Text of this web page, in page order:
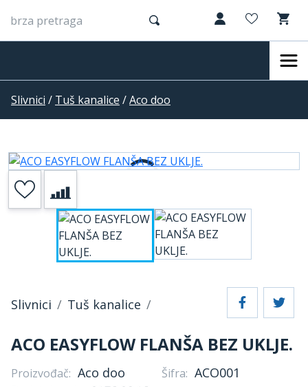
Slivnici / Tuš kanalice /Aco doo
Slivnici Tuš kanalice
ACO EASYFLOW FLANŠA BEZ UKLJE.
Proizvođač: Aco doo Šifra: ACO001